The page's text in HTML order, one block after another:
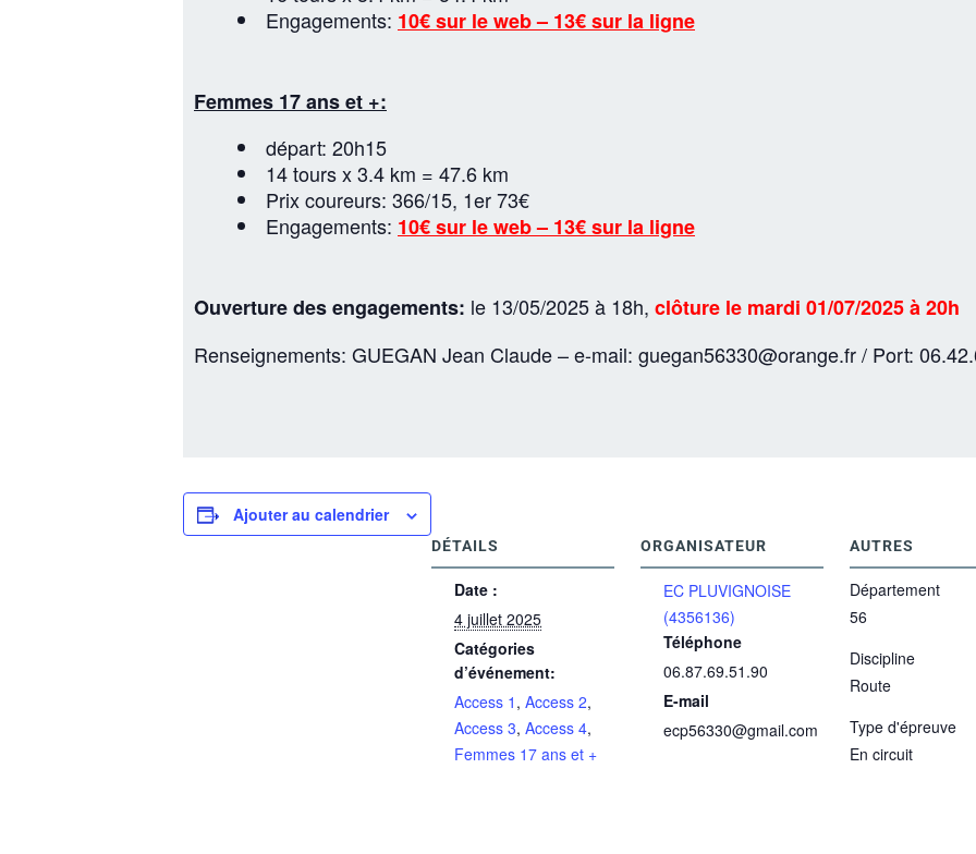
Engagements: 10€ sur le web – 13€ sur la ligne
Femmes 17 ans et +:
départ: 20h15
14 tours x 3.4 km = 47.6 km
Prix coureurs: 366/15, 1er 73€
Engagements: 10€ sur le web – 13€ sur la ligne
Ouverture des engagements: le 13/05/2025 à 18h, clôture le mardi 01/07/2025 à 20h
Renseignements: GUEGAN Jean Claude – e-mail: guegan56330@orange.fr / Port:
Ajouter au calendrier
DÉTAILS
Date :
4 juillet 2025
Catégories
d’événement:
Access 1 , Access 2,
Access 3, Access 4,
Femmes 17 ans et +
ORGANISATEUR
EC PLUVIGNOISE
(4356136)
Téléphone
06.87.69.51.90
E-mail
ecp56330@gmail.com
AUTRES
Département
56
Discipline
Route
Type d'épreuve
En circuit